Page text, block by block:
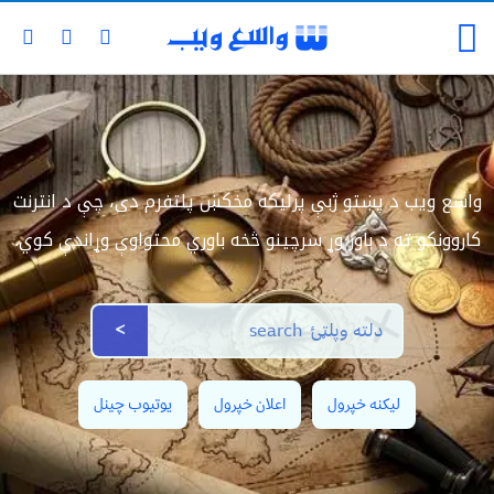
واسع ویب د پښتو ژبې پرلیکه مخکښ پلتفرم دی، چې د انترنت
کاروونکو ته د باور وړ سرچینو څخه باوري محتواوې وړاندې کوي.
>
لیکنه خپرول اعلان خپرول یوتیوب چینل